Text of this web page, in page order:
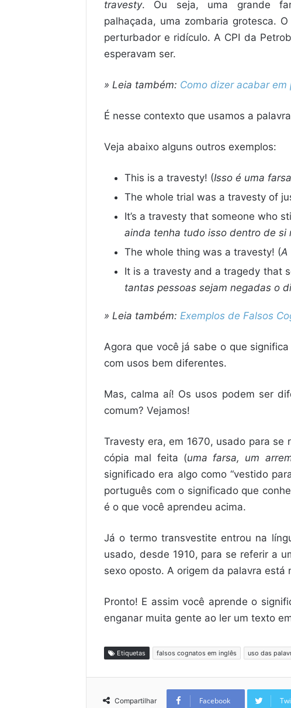
travesty. Ou seja, uma grande
palhaçada, uma zombaria grotesca.
perturbador e ridículo. A CPI da
esperavam ser.
» Leia também: Como dizer acabar em
É nesse contexto que usamos a
Veja abaixo alguns outros exemplos:
This is a travesty! (Isso é uma
The whole trial was a travesty of
It’s a travesty that someone who
ainda tenha tudo isso dentro de si
The whole thing was a travesty! (A
It is a travesty and a tragedy that
tantas pessoas sejam negadas o
» Leia também: Exemplos de Falsos
Agora que você já sabe o que significa
com usos bem diferentes.
Mas, calma aí! Os usos podem ser
comum? Vejamos!
Travesty era, em 1670, usado para
cópia mal feita (uma farsa, um
significado era algo como “vestido
português com o significado que
é o que você aprendeu acima.
Já o termo transvestite entrou na
usado, desde 1910, para se referir a
sexo oposto. A origem da palavra está
Pronto! E assim você aprende o
enganar muita gente ao ler um texto
Etiquetas falsos cognatos em inglês uso das
Compartilhar Facebook